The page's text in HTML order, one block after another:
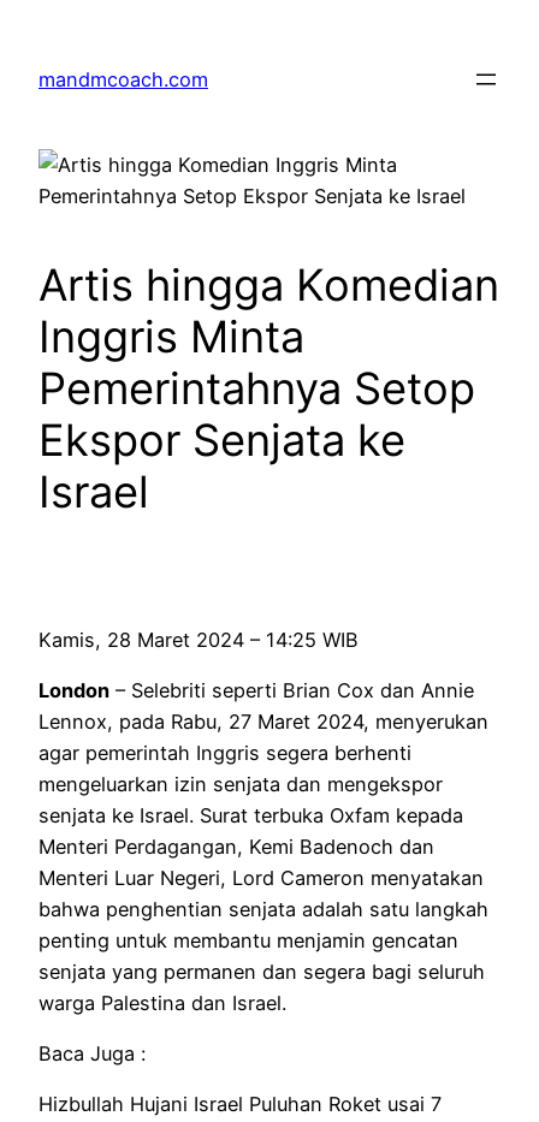
content
mandmcoach.com
Artis hingga Komedian
Inggris Minta
Pemerintahnya Setop
Ekspor Senjata ke
Israel
Kamis, 28 Maret 2024 – 14:25 WIB
London – Selebriti seperti Brian Cox dan Annie
Lennox, pada Rabu, 27 Maret 2024, menyerukan
agar pemerintah Inggris segera berhenti
mengeluarkan izin senjata dan mengekspor
senjata ke Israel. Surat terbuka Oxfam kepada
Menteri Perdagangan, Kemi Badenoch dan
Menteri Luar Negeri, Lord Cameron menyatakan
bahwa penghentian senjata adalah satu langkah
penting untuk membantu menjamin gencatan
senjata yang permanen dan segera bagi seluruh
warga Palestina dan Israel.
Baca Juga :
Hizbullah Hujani Israel Puluhan Roket usai 7